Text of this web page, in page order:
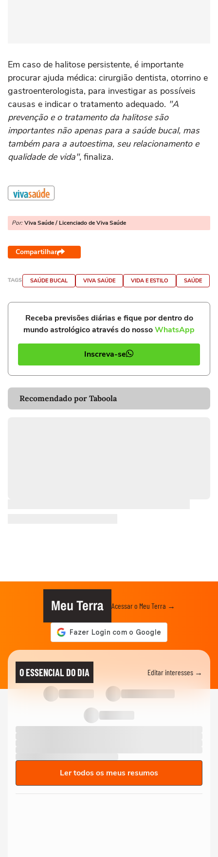
Em caso de halitose persistente, é importante
procurar ajuda médica: cirurgião dentista, otorrino e
gastroenterologista, para investigar as possíveis
causas e indicar o tratamento adequado. "A
prevenção e o tratamento da halitose são
importantes não apenas para a saúde bucal, mas
também para a autoestima, seu relacionamento e
qualidade de vida", finaliza.
Por: Viva Saúde / Licenciado de Viva Saúde
Compartilhar
TAGS SAÚDE BUCAL VIVA SAÚDE VIDA E ESTILO SAÚDE
Receba previsões diárias e fique por dentro do
mundo astrológico através do nossoWhatsApp
Inscreva-se
Recomendado por Taboola
Meu Terra Acessar o Meu Terra →
O ESSENCIAL DO DIA Editar interesses →
Ler todos os meus resumos